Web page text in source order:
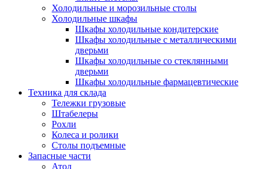
Холодильные и морозильные столы
Холодильные шкафы
Шкафы холодильные кондитерские
Шкафы холодильные с металлическими
дверьми
Шкафы холодильные со стеклянными
дверьми
Шкафы холодильные фармацевтические
Техника для склада
Тележки грузовые
Штабелеры
Рохли
Колеса и ролики
Столы подъемные
Запасные части
Атол